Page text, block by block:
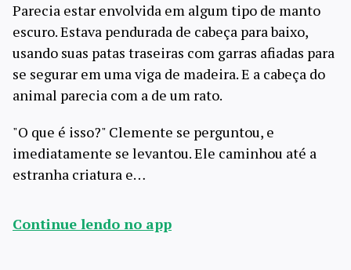
Parecia estar envolvida em algum tipo de manto
escuro. Estava pendurada de cabeça para baixo,
usando suas patas traseiras com garras afiadas para
se segurar em uma viga de madeira. E a cabeça do
animal parecia com a de um rato.
"O que é isso?" Clemente se perguntou, e
imediatamente se levantou. Ele caminhou até a
estranha criatura e…
Continue lendo no app